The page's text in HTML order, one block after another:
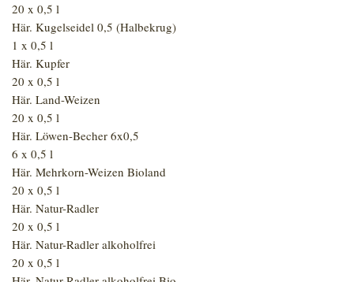
20 x 0,5 l
Här. Kugelseidel 0,5 (Halbekrug)
1 x 0,5 l
Här. Kupfer
20 x 0,5 l
Här. Land-Weizen
20 x 0,5 l
Här. Löwen-Becher 6x0,5
6 x 0,5 l
Här. Mehrkorn-Weizen Bioland
20 x 0,5 l
Här. Natur-Radler
20 x 0,5 l
Här. Natur-Radler alkoholfrei
20 x 0,5 l